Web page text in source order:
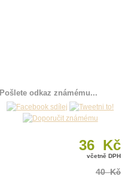
Pošlete odkaz známému...
36 Kč
včetně DPH
40 Kč